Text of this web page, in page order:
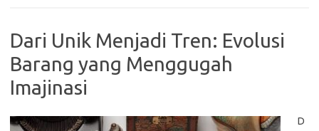
Dari Unik Menjadi Tren: Evolusi
Barang yang Menggugah
Imajinasi
D